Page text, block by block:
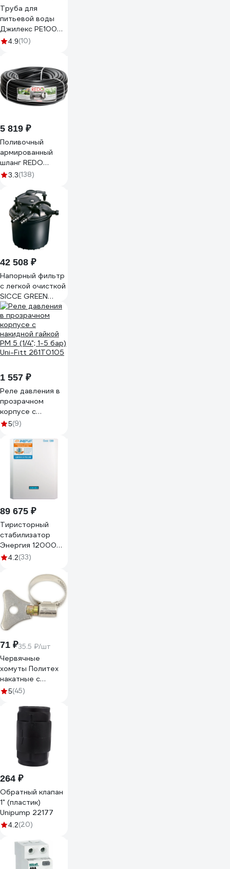
Труба для
питьевой воды
Джилекс PE100
32x2 PN 10 ТУ
бухта 20 м «ХИТ»
9491
4.9(10)
5 819 ₽
Поливочный
армированный
шланг REDO
GRAFIT 1", 50 м
3.3(138)
42 508 ₽
Напорный фильтр
с легкой очисткой
SICCE GREEN
RESET 25 литров с
УФ-лампой
ELAB01X
1 557 ₽
Реле давления в
прозрачном
корпусе с
накидной гайкой
Uni-Fitt 261T0105
5(9)
89 675 ₽
Тиристорный
стабилизатор
Энергия 12000
ВА Classic Е0101-
4.2(33)
71 ₽35.5 ₽/шт
Червячные
хомуты Политех
накатные с
металлическим
сталь, 2 шт. в
упаковке, 16-27
5(45)
264 ₽
Обратный клапан
1" (пластик)
Unipump 22177
4.2(20)